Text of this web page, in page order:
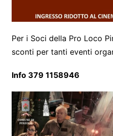
Per i Soci della Pro Loco
sconti per tanti eventi
Info 379 1158946